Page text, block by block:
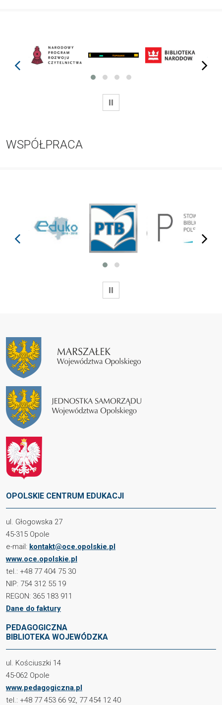
prev next
WSTRZYMAJ
WSPÓŁPRACA
next
WSTRZYMAJ
OPOLSKIE CENTRUM EDUKACJI
ul. Głogowska 27
45-315 Opole
e-mail: kontakt@oce.opolskie.pl
www.oce.opolskie.pl
tel.: +48 77 404 75 30
NIP: 754 312 55 19
REGON: 365 183 911
Dane do faktury
PEDAGOGICZNA
BIBLIOTEKA WOJEWÓDZKA
ul. Kościuszki 14
45-062 Opole
www.pedagogiczna.pl
tel.: +48 77 453 66 92, 77 454 12 40